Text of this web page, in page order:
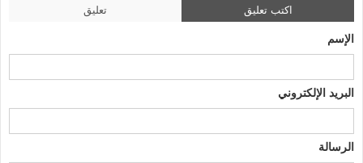
اكتب تعليق تعليق
الإسم
البريد الإلكتروني
الرسالة